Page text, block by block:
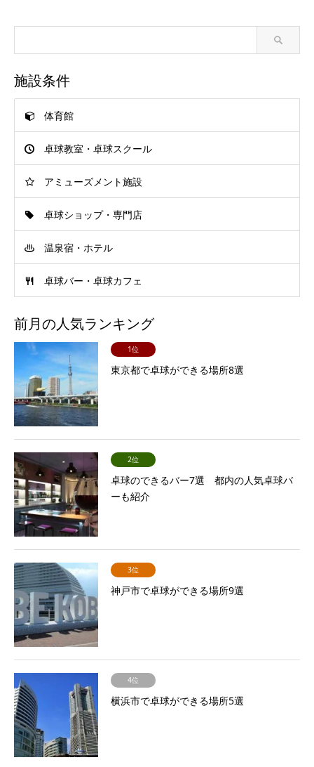
施設条件
体育館
卓球教室・卓球スクール
アミューズメント施設
卓球ショップ・専門店
温泉宿・ホテル
卓球バー・卓球カフェ
前月の人気ランキング
1位
東京都で卓球ができる場所8選
2位
卓球のできるバー7選 都内の人気卓球バ
ーも紹介
3位
神戸市で卓球ができる場所9選
4位
横浜市で卓球ができる場所5選